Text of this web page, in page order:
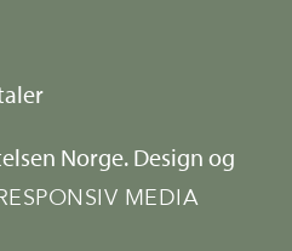
Norge. Design og
MEDIA